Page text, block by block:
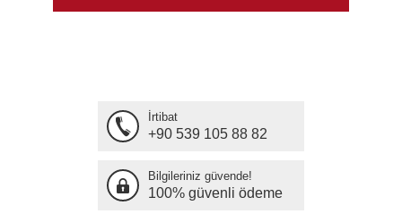
İrtibat
+90 539 105 88 82
Bilgileriniz güvende!
100% güvenli ödeme